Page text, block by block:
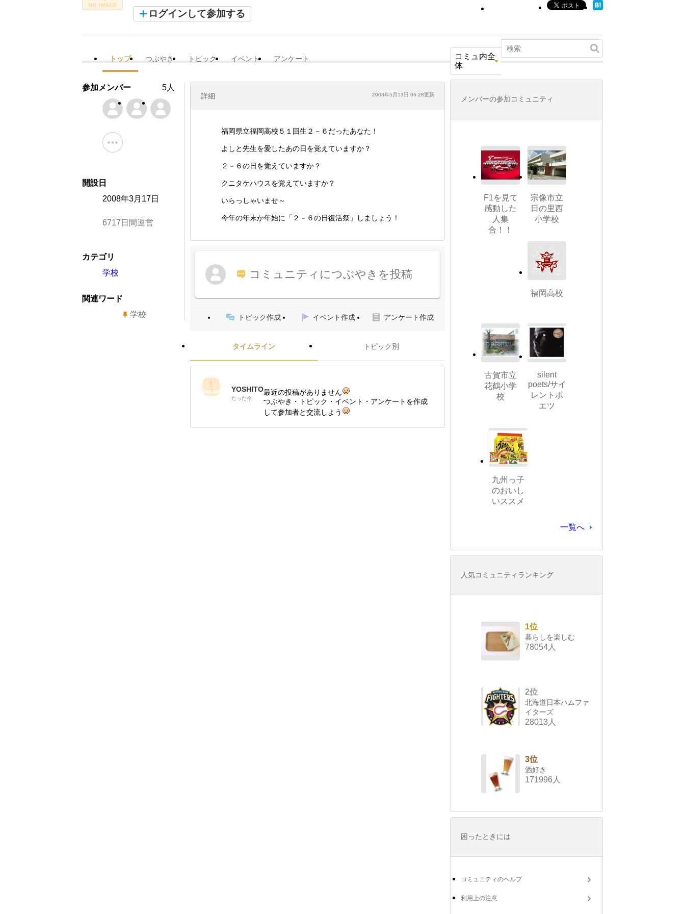
ログインして参加する
トップ つぶやき トピック イベント アンケート
コミュ内全
体
詳細 2008年5月13日 06:28更新
福岡県立福岡高校５１回生２－６だったあなた！
よしと先生を愛したあの日を覚えていますか？
２－６の日を覚えていますか？
クニタケハウスを覚えていますか？
いらっしゃいませ～
今年の年末か年始に「２－６の日復活祭」しましょう！
コミュニティにつぶやきを投稿
トピック作成 イベント作成 アンケート作成
タイムライン トピック別
YOSHITO
たった今
最近の投稿がありません
つぶやき・トピック・イベント・アンケートを作成
して参加者と交流しよう
参加メンバー 5人
開設日
2008年3月17日
6717日間運営
カテゴリ
学校
関連ワード
学校
メンバーの参加コミュニティ
F1を見て
感動した
人集
合！！
宗像市立
日の里西
小学校
福岡高校
古賀市立
花鶴小学
校
silent
poets/サイ
レントポ
エツ
九州っ子
のおいし
いススメ
一覧へ
人気コミュニティランキング
1位
暮らしを楽しむ
78054人
2位
北海道日本ハムファ
イターズ
28013人
3位
酒好き
171996人
困ったときには
コミュニティのヘルプ
利用上の注意